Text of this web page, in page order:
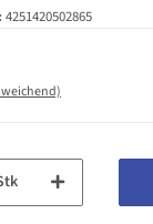
4251420502865